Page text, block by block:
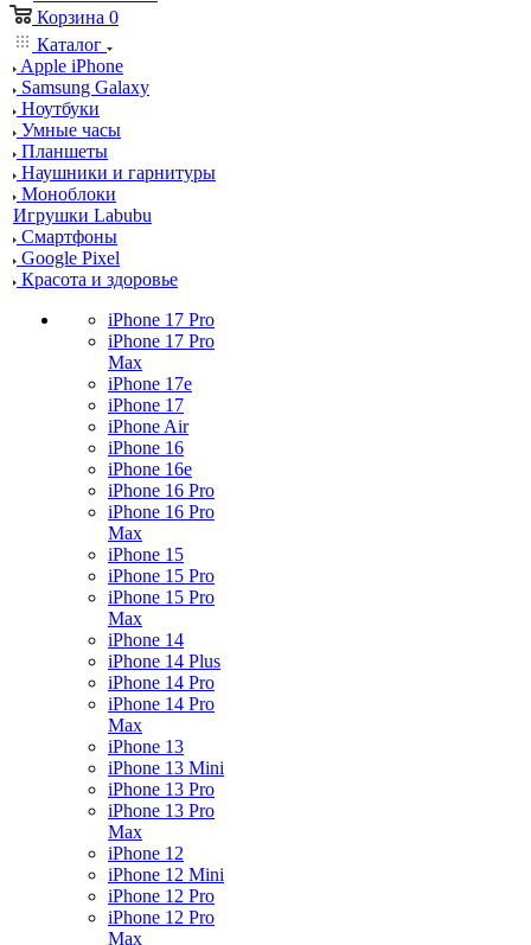
Корзина 0
Каталог
Apple iPhone
Samsung Galaxy
Ноутбуки
Умные часы
Планшеты
Наушники и гарнитуры
Моноблоки
Игрушки Labubu
Смартфоны
Google Pixel
Красота и здоровье
iPhone 17 Pro
iPhone 17 Pro
Max
iPhone 17e
iPhone 17
iPhone Air
iPhone 16
iPhone 16e
iPhone 16 Pro
iPhone 16 Pro
Max
iPhone 15
iPhone 15 Pro
iPhone 15 Pro
Max
iPhone 14
iPhone 14 Plus
iPhone 14 Pro
iPhone 14 Pro
Max
iPhone 13
iPhone 13 Mini
iPhone 13 Pro
iPhone 13 Pro
Max
iPhone 12
iPhone 12 Mini
iPhone 12 Pro
iPhone 12 Pro
Max